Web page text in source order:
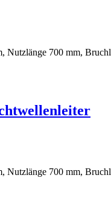
Nutzlänge 700 mm,
Nutzlänge 700 mm,